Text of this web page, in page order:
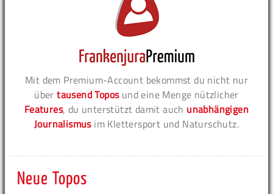
Mit dem Premium-Account bekommst du nicht nur
übertausend Toposund eine Menge nützlicher
Features, du unterstützt damit auch unabhängigen
Journalismusim Klettersport und Naturschutz.
Neue Topos